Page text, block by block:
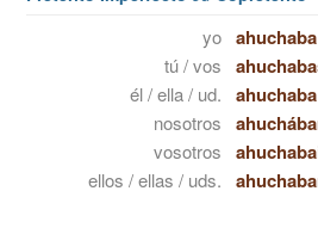
yo ahuchaba
tú / vos
él / ella / ud. ahuchaba
nosotros
vosotros
ellos / ellas / uds.